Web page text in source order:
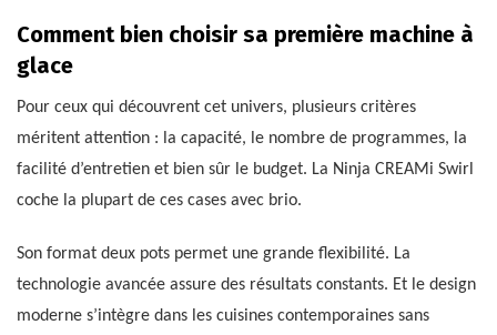
Comment bien choisir sa première machine à
glace
Pour ceux qui découvrent cet univers, plusieurs critères
méritent attention : la capacité, le nombre de programmes, la
facilité d’entretien et bien sûr le budget. La Ninja CREAMi Swirl
coche la plupart de ces cases avec brio.
Son format deux pots permet une grande flexibilité. La
technologie avancée assure des résultats constants. Et le design
moderne s’intègre dans les cuisines contemporaines sans